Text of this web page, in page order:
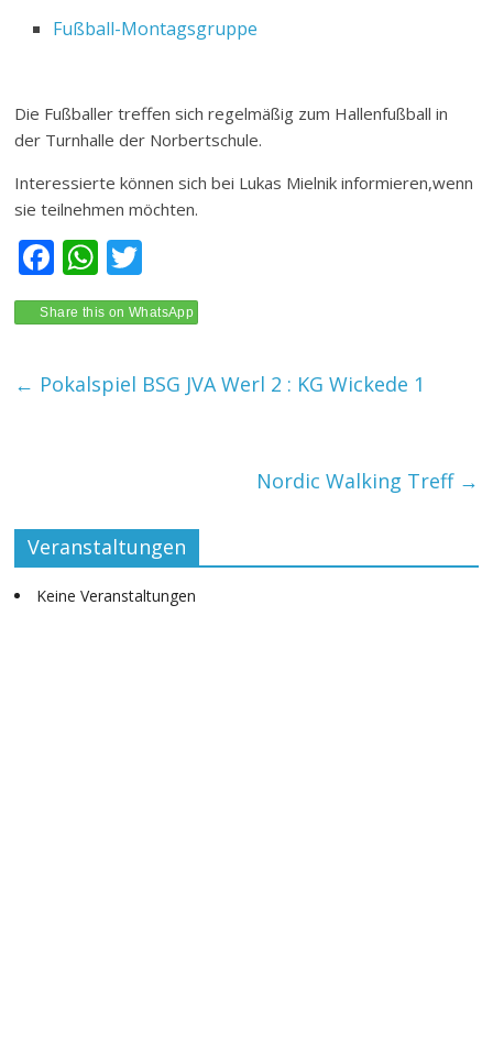
Fußball-Montagsgruppe
Die Fußballer treffen sich regelmäßig zum Hallenfußball in
der Turnhalle der Norbertschule.
Interessierte können sich bei Lukas Mielnik informieren,wenn
sie teilnehmen möchten.
F
ac
e
o
W
h
at
A
w
itt
Share this on WhatsApp
← Pokalspiel BSG JVA Werl 2 : KG Wickede 1
Nordic Walking Treff →
Veranstaltungen
Keine Veranstaltungen